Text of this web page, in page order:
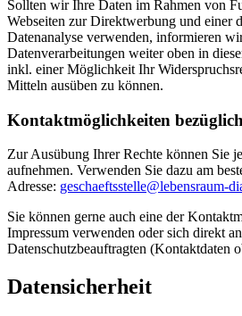
Sollten wir Ihre Daten im Rahmen von
Webseiten zur Direktwerbung und einer
Datenanalyse verwenden, informieren
Datenverarbeitungen weiter oben in
inkl. einer Möglichkeit Ihr
Mitteln ausüben zu können.
Kontaktmöglichkeiten
Zur Ausübung Ihrer Rechte können Sie
aufnehmen. Verwenden Sie dazu am
Adresse: geschaeftsstelle@lebensraum-
Sie können gerne auch eine der
Impressum verwenden oder sich direkt
Datenschutzbeauftragten (Kontaktdaten
Datensicherheit